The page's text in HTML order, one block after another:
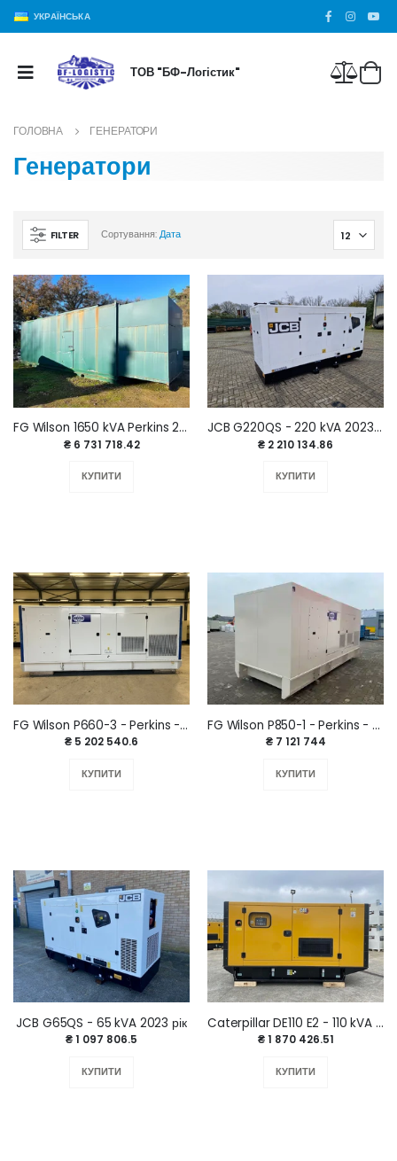
УКРАЇНСЬКА
ТОВ "БФ-Логістик"
ГОЛОВНА ГЕНЕРАТОРИ
Генератори
FILTER Сортування:Дата
FG Wilson 1650 kVA Perkins 2005 р.
₴ 6 731 718.42
КУПИТИ
JCB G220QS - 220 kVA 2023 рік.
₴ 2 210 134.86
КУПИТИ
FG Wilson P660-3 - Perkins - 660 kVA 2025 рік.
₴ 5 202 540.6
КУПИТИ
FG Wilson P850-1 - Perkins - 850 kVA 2025 рік.
₴ 7 121 744
КУПИТИ
JCB G65QS - 65 kVA 2023 рік
₴ 1 097 806.5
КУПИТИ
Caterpillar DE110 E2 - 110 kVA 2025 р.
₴ 1 870 426.51
КУПИТИ